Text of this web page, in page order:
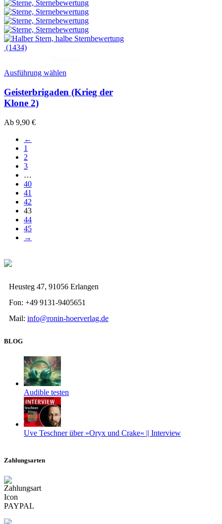
(1434)
Ausführung wählen
Geisterbrigaden (Krieg der
Klone 2)
Ab 9,90 €
←
1
2
3
…
40
41
42
43
44
45
→
Heusteg 47, 91056 Erlangen
Fon: +49 9131-9405651
Mail: info@ronin-hoerverlag.de
BLOG
Audible testen
Uve Teschner über »Oryx und Crake« || Interview
Zahlungsarten